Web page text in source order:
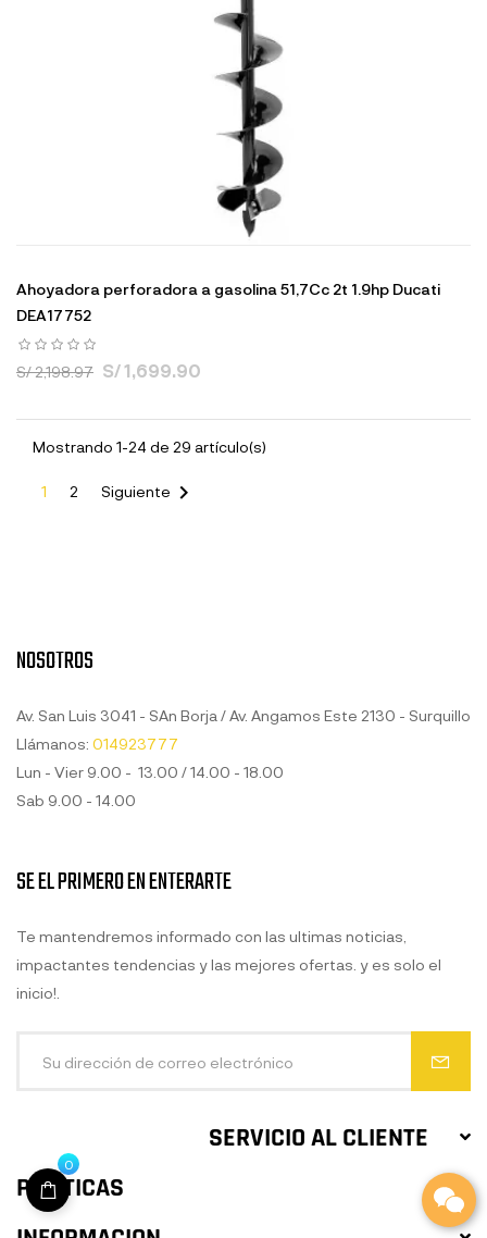
Ahoyadora perforadora a gasolina 51,7Cc 2t 1.9hp Ducati
DEA17752
S/ 2,198.97 S/ 1,699.90
Mostrando 1-24 de 29 artículo(s)
1 2 Siguiente 
NOSOTROS
Av. San Luis 3041 - SAn Borja / Av. Angamos Este 2130 - Surquillo
Llámanos: 014923777
Lun - Vier 9.00 - 13.00 / 14.00 - 18.00
Sab 9.00 - 14.00
SERVICIO AL CLIENTE
POLITICAS
SE EL PRIMERO EN ENTERARTE
Te mantendremos informado con las ultimas noticias,
impactantes tendencias y las mejores ofertas. y es solo el
inicio!.
0